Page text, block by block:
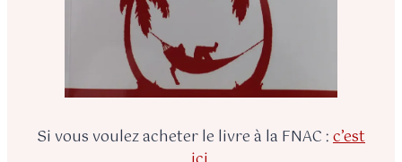
Si vous voulez acheter le livre à la FNAC :c’est